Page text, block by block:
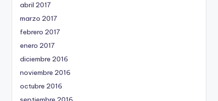
abril 2017
marzo 2017
febrero 2017
enero 2017
diciembre 2016
noviembre 2016
octubre 2016